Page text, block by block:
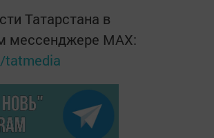
Татарстана в
мессенджере MАХ:
tatmedia